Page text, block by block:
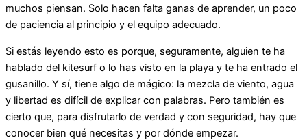
muchos piensan. Solo hacen falta ganas de aprender, un poco
de paciencia al principio y el equipo adecuado.
Si estás leyendo esto es porque, seguramente, alguien te ha
hablado del kitesurf o lo has visto en la playa y te ha entrado el
gusanillo. Y sí, tiene algo de mágico: la mezcla de viento, agua
y libertad es difícil de explicar con palabras. Pero también es
cierto que, para disfrutarlo de verdad y con seguridad, hay que
conocer bien qué necesitas y por dónde empezar.